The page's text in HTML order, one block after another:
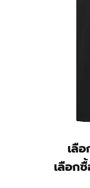
เลื
เลือก